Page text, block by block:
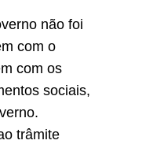
não foi
com o
com os
sociais,
trâmite